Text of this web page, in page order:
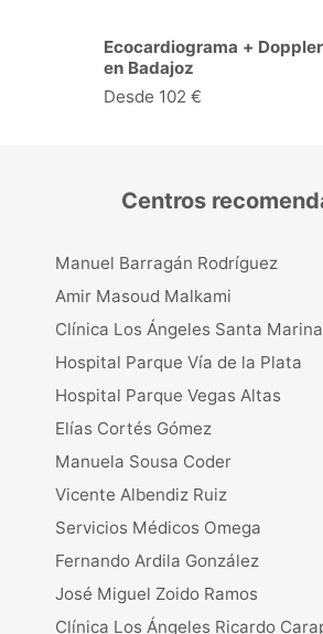
Consulta de Dermatología
Badajoz
Desde 75 €
Centros
Manuel Barragán Rodríguez
Amir Masoud Malkami
Clínica Los Ángeles Santa Marina
Hospital Parque Vía de la Plata
Hospital Parque Vegas Altas
Elías Cortés Gómez
Manuela Sousa Coder
Vicente Albendiz Ruiz
Servicios Médicos Omega
Fernando Ardila González
José Miguel Zoido Ramos
Clínica Los Ángeles Ricardo